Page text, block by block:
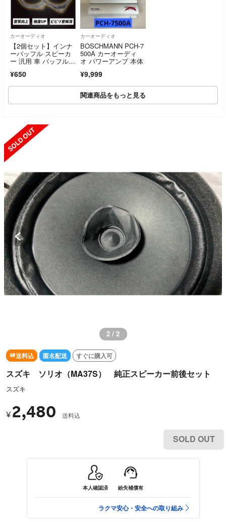
カーオーディオ
【2個セット】インナ
ーバッフル スピーカ
ー 汎用 車 バッフルボ
¥650
カーオーディオ
BOSCHMANN PCH-7
500A カーオーディ
オ パワーアンプ 本体
¥9,999
関連商品をもっと見る
SOLD OUT
1 / 2
送料込 匿名配送 すぐに購入可
スズキ ソリオ（MA37S） 純正スピーカー前後セット
スズキ
¥ 2,480 送料込
SOLD OUT
本人確認済 紛失補償有
ラクマ安心・安全への取り組み